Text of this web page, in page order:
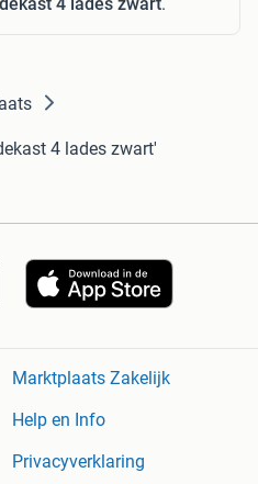
4 lades zwart.
4 lades zwart'
Marktplaats Zakelijk
Help en Info
Privacyverklaring